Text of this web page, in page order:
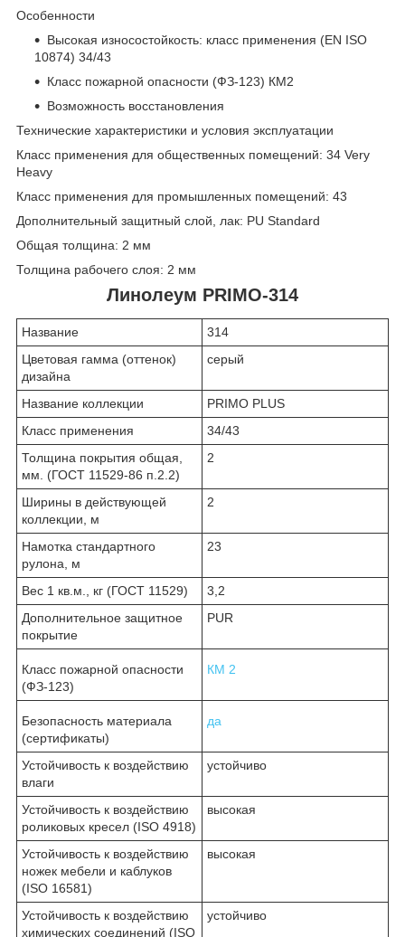
Особенности
Высокая износостойкость: класс применения (EN ISO
10874) 34/43
Класс пожарной опасности (ФЗ-123) КМ2
Возможность восстановления
Технические характеристики и условия эксплуатации
Класс применения для общественных помещений: 34 Very
Heavy
Класс применения для промышленных помещений: 43
Дополнительный защитный слой, лак: PU Standard
Общая толщина: 2 мм
Толщина рабочего слоя: 2 мм
Линолеум PRIMO-314
Название
314
Цветовая гамма (оттенок)
дизайна
серый
Название коллекции
PRIMO PLUS
Класс применения
34/43
Толщина покрытия общая,
мм. (ГОСТ 11529-86 п.2.2)
2
Ширины в действующей
коллекции, м
2
Намотка стандартного
рулона, м
23
Вес 1 кв.м., кг (ГОСТ 11529)
3,2
Дополнительное защитное
покрытие
PUR
Класс пожарной опасности
(ФЗ-123)
КМ 2
Безопасность материала
(сертификаты)
да
Устойчивость к воздействию
влаги
устойчиво
Устойчивость к воздействию
роликовых кресел (ISO 4918)
высокая
Устойчивость к воздействию
ножек мебели и каблуков
(ISO 16581)
высокая
Устойчивость к воздействию
химических соединений (ISO
устойчиво